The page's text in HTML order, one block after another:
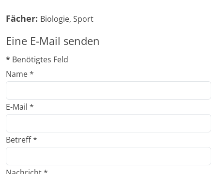
Fächer: Biologie, Sport
Eine E-Mail senden
* Benötigtes Feld
Name*
E-Mail *
Betreff*